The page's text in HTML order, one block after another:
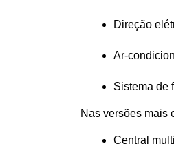
Direção
Ar-
Sistema de
Nas versões mais
Central